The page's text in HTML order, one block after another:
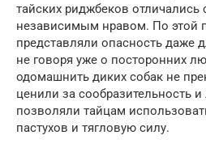
тайских риджбеков
независимым нравом. По этой
представляли опасность даже
не говоря уже о посторонних
одомашнить диких собак не
ценили за сообразительность
позволяли тайцам
пастухов и тягловую силу.